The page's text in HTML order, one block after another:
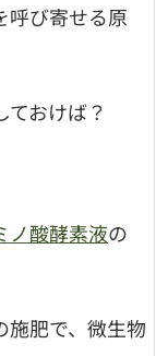
呼び寄せる原
おけば？
ノ酸酵素液の
施肥で、微生物